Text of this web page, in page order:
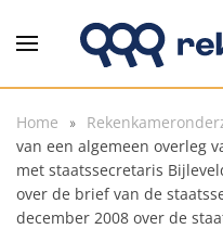
Overslaan en naar
Home
van een algemeen overleg
met staatssecretaris
over de brief van de
december 2008 over de